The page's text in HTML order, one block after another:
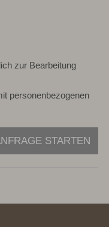
zur Bearbeitung
personenbezogenen
STARTEN